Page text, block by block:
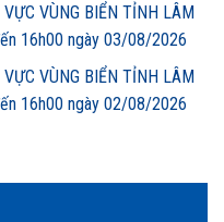
VÙNG BIỂN TỈNH LÂM
16h00 ngày 03/08/2026
VÙNG BIỂN TỈNH LÂM
16h00 ngày 02/08/2026